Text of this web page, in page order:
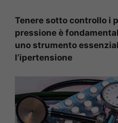
Tenere sotto controllo i
pressione è
uno strumento
l’ipertensione